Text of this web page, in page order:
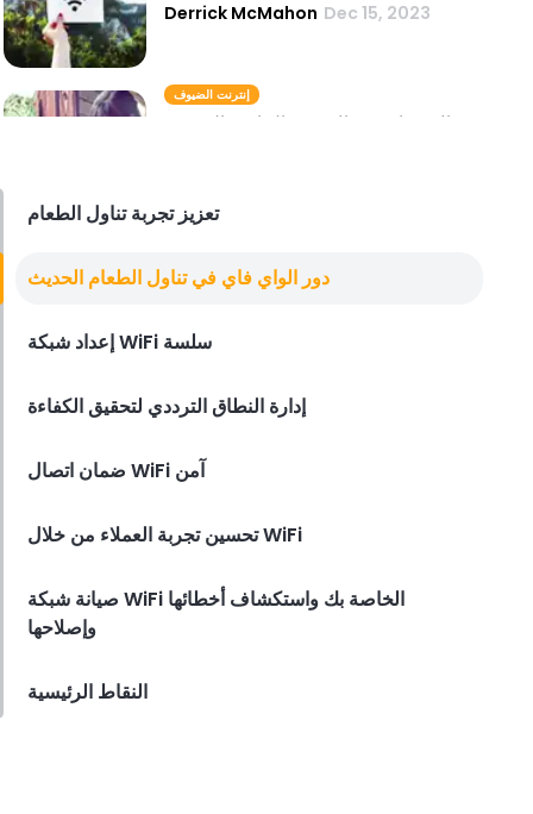
Derrick McMahon Dec 15, 2023
إنترنت الضيوف
الاستفادة من الإنترنت الخاص بالضيوف
التعامل مع المخاوف القانونية والأمنية
Derrick McMahon
تعزيز تجربة تناول الطعام
دور الواي فاي في تناول الطعام الحديث
إعداد شبكة WiFi سلسة
إدارة النطاق الترددي لتحقيق الكفاءة
ضمان اتصال WiFi آمن
تحسين تجربة العملاء من خلال WiFi
صيانة شبكة WiFi الخاصة بك واستكشاف أخطائها
وإصلاحها
النقاط الرئيسية